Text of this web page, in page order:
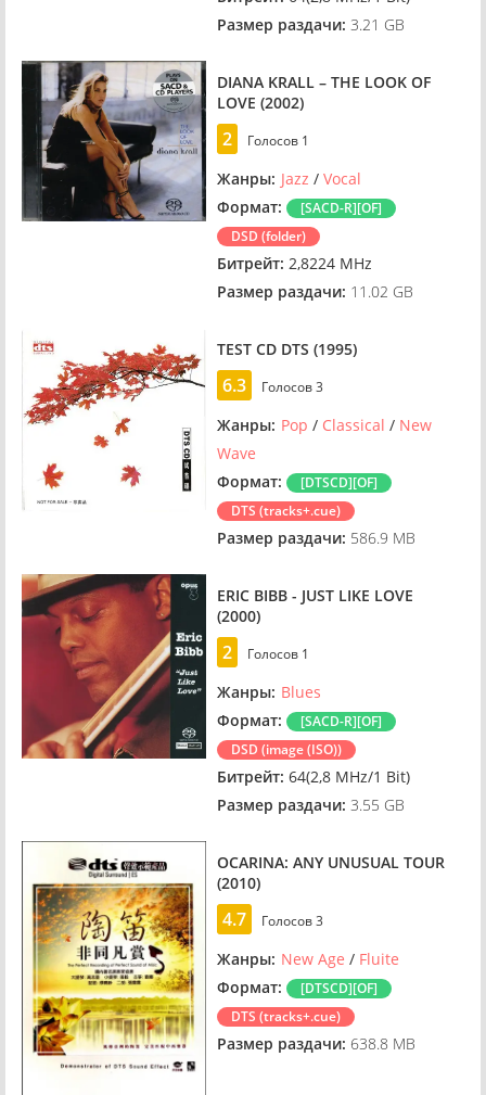
Размер раздачи: 3.21 GB
DIANA KRALL – THE LOOK OF
LOVE (2002)
2 Голосов 1
Жанры: Jazz / Vocal
Формат:
[SACD-R][OF]
DSD (folder)
Битрейт: 2,8224 MHz
Размер раздачи: 11.02 GB
TEST CD DTS (1995)
6.3 Голосов3
Жанры: Pop / Classical / New
Wave
Формат:
[DTSCD][OF]
DTS (tracks+.cue)
Размер раздачи: 586.9 MB
ERIC BIBB - JUST LIKE LOVE
(2000)
2 Голосов 1
Жанры: Blues
Формат:
[SACD-R][OF]
DSD (image (ISO))
Битрейт: 64(2,8 MHz/1 Bit)
Размер раздачи: 3.55 GB
OCARINA: ANY UNUSUAL TOUR
(2010)
4.7 Голосов3
Жанры: New Age / Fluite
Формат:
[DTSCD][OF]
DTS (tracks+.cue)
Размер раздачи: 638.8 MB